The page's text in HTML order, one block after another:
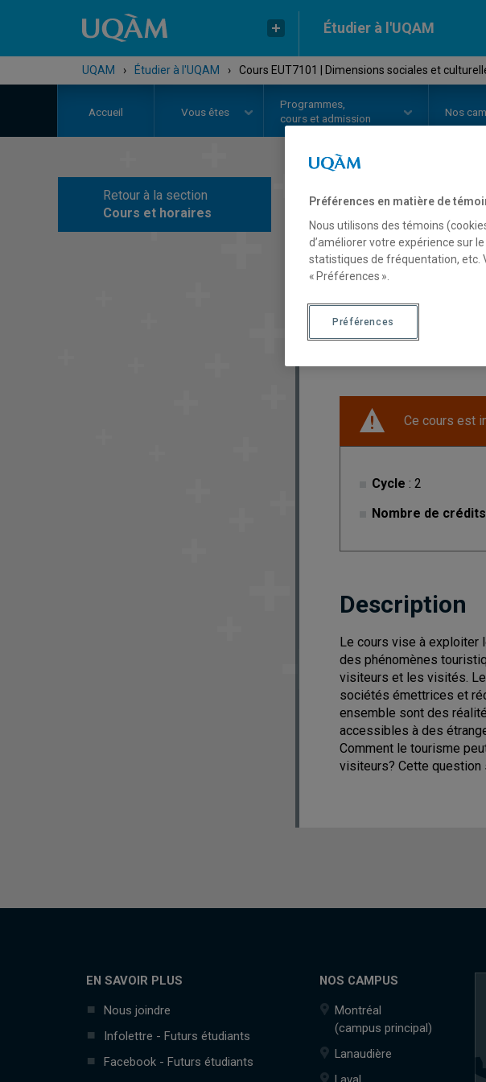
Étudier à l'UQAM
UQAM › Étudier à l'UQAM › Cours EUT7101 | Dimensions sociales et
Accueil Vous êtes
Programmes,
cours et admission
Nos
Retour à la section
Cours et horaires
COURS//
Description
Ce cours est
Cycle : 2
Nombre de crédits
Description
Le cours vise à exploiter
des phénomènes
visiteurs et les visités.
sociétés émettrices et
ensemble sont des
accessibles à des
Comment le tourisme
visiteurs? Cette question
EN SAVOIR PLUS
Nous joindre
Infolettre - Futurs étudiants
Facebook - Futurs étudiants
NOS CAMPUS
Montréal
(campus principal)
Lanaudière
Préférences en matière de
Nous utilisons des témoins
d’améliorer votre expérience sur
statistiques de fréquentation, etc.
« Préférences ».
Préférences